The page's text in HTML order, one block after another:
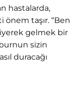
hastalarda,
önem taşır. “Ben
gelmek bir
sizin
duracağı